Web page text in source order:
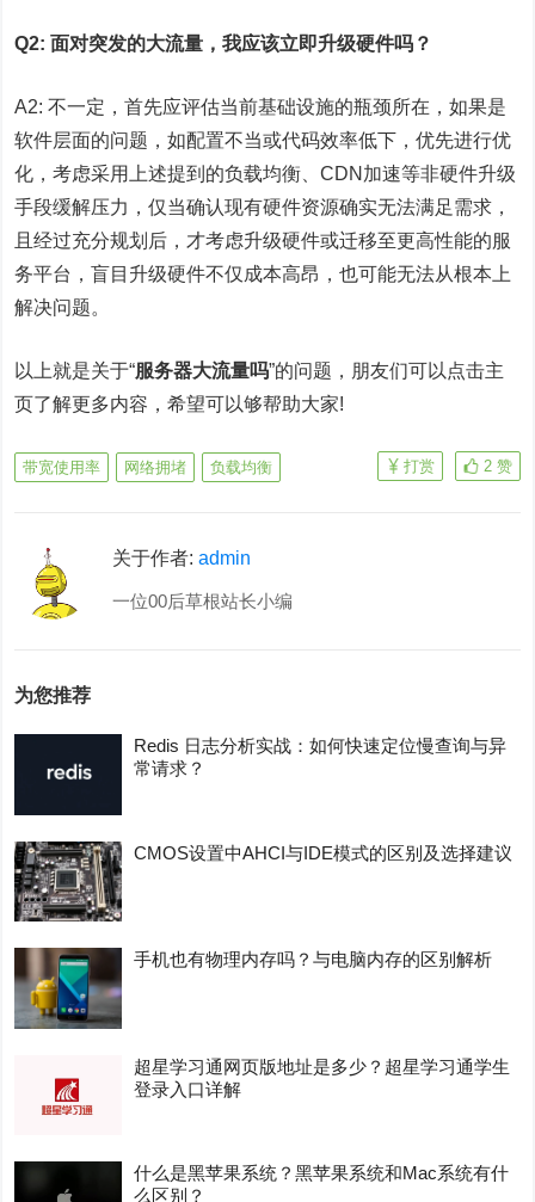
Q2: 面对突发的大流量，我应该立即升级硬件吗？
A2: 不一定，首先应评估当前基础设施的瓶颈所在，如果是
软件层面的问题，如配置不当或代码效率低下，优先进行优
化，考虑采用上述提到的负载均衡、CDN加速等非硬件升级
手段缓解压力，仅当确认现有硬件资源确实无法满足需求，
且经过充分规划后，才考虑升级硬件或迁移至更高性能的服
务平台，盲目升级硬件不仅成本高昂，也可能无法从根本上
解决问题。
以上就是关于“服务器大流量吗”的问题，朋友们可以点击主
页了解更多内容，希望可以够帮助大家!
带宽使用率 网络拥堵 负载均衡 2 赞
打赏
关于作者:admin
一位00后草根站长小编
为您推荐
Redis 日志分析实战：如何快速定位慢查询与异
常请求？
CMOS设置中AHCI与IDE模式的区别及选择建议
手机也有物理内存吗？与电脑内存的区别解析
超星学习通网页版地址是多少？超星学习通学生
登录入口详解
什么是黑苹果系统？黑苹果系统和Mac系统有什
么区别？